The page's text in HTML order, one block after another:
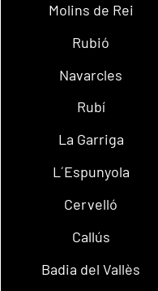
Molins de Rei
Rubió
Navarcles
Rubí
La Garriga
L´Espunyola
Cervelló
Callús
Badia del Vallès